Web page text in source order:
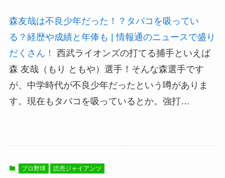
森友哉は不良少年だった！？タバコを吸ってい
る？経歴や成績と年俸も | 情報通のニュースで盛り
だくさん！
西武ライオンズの打てる捕手といえば
森 友哉（もり ともや）選手！そんな森選手です
が、中学時代が不良少年だったという噂がありま
す。現在もタバコを吸っているとか。強打…
プロ野球 読売ジャイアンツ